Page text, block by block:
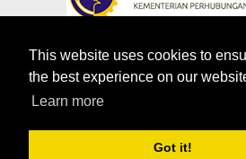
This website uses cookies to
the best experience on our
Learn more
Got it!
Pedoman Siber